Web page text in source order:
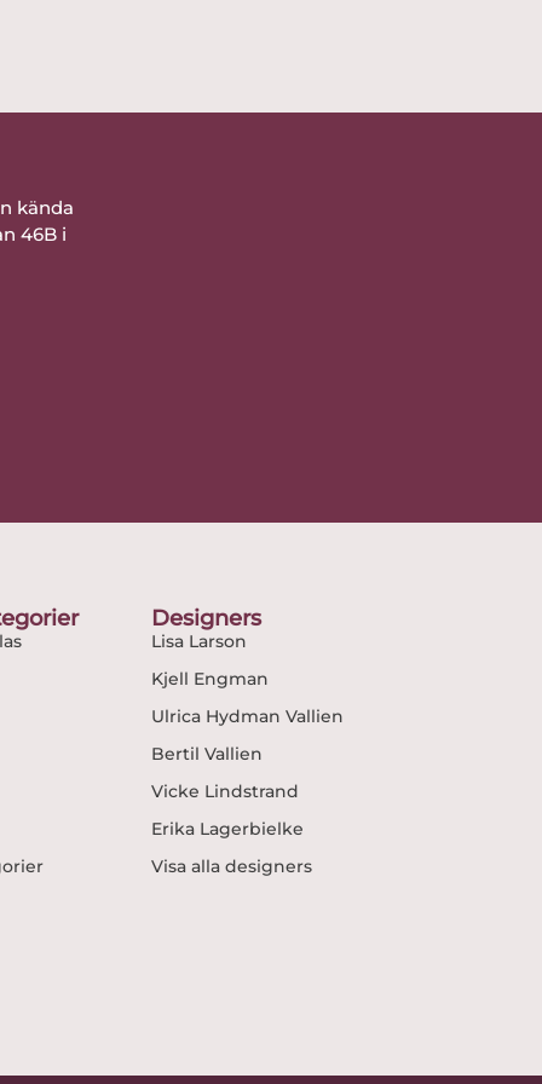
kända
46B i
Designers
Lisa Larson
Kjell Engman
Ulrica Hydman Vallien
Bertil Vallien
Vicke Lindstrand
Erika Lagerbielke
Visa alla designers